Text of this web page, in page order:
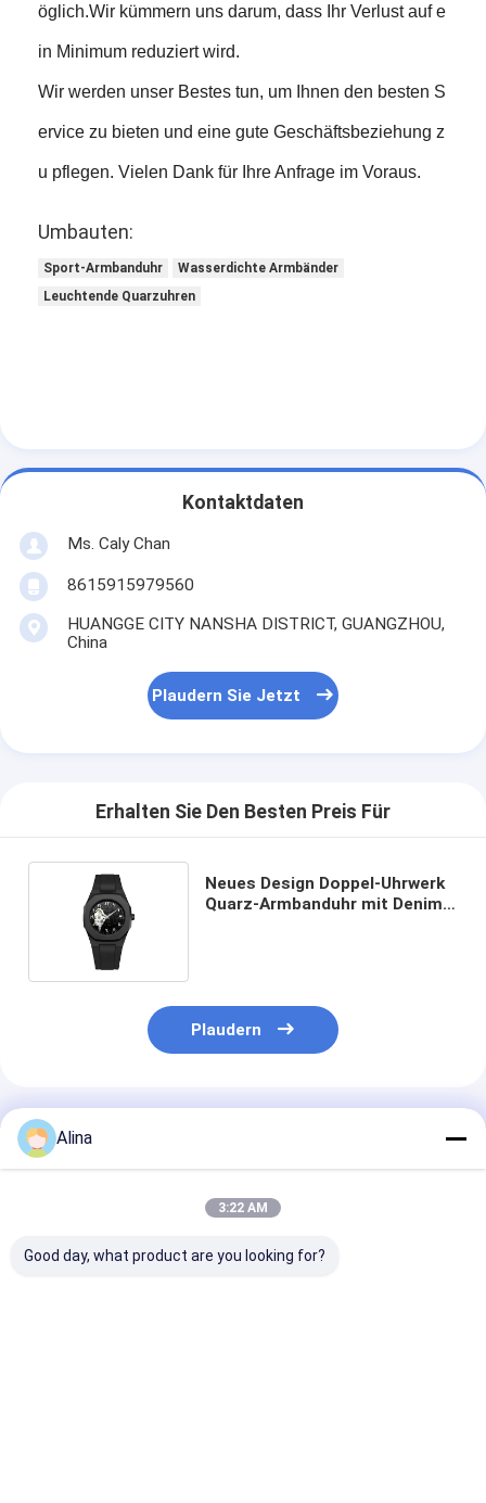
öglich.Wir kümmern uns darum, dass Ihr Verlust auf e
in Minimum reduziert wird.
Wir werden unser Bestes tun, um Ihnen den besten S
ervice zu bieten und eine gute Geschäftsbeziehung z
u pflegen. Vielen Dank für Ihre Anfrage im Voraus.
Umbauten:
Sport-Armbanduhr
Wasserdichte Armbänder
Leuchtende Quarzuhren
Kontaktdaten
Ms. Caly Chan
8615915979560
HUANGGE CITY NANSHA DISTRICT, GUANGZHOU,
China
Plaudern Sie Jetzt
Erhalten Sie Den Besten Preis Für
Neues Design Doppel-Uhrwerk
Quarz-Armbanduhr mit Denim-
Plaudern
Empfohlene Produkte
Alina
3:22 AM
Good day, what product are you looking for?